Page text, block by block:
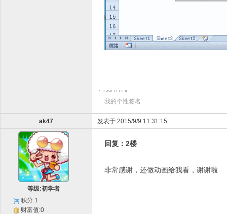
我的个性签名
ak47 发表于 2015/9/9 11:31:15
等级:初学者
积分:1
财富值:0
回复：2楼
非常感谢，还做动画给我看，谢谢啦